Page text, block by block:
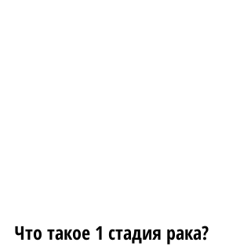
Что такое 1 стадия рака?